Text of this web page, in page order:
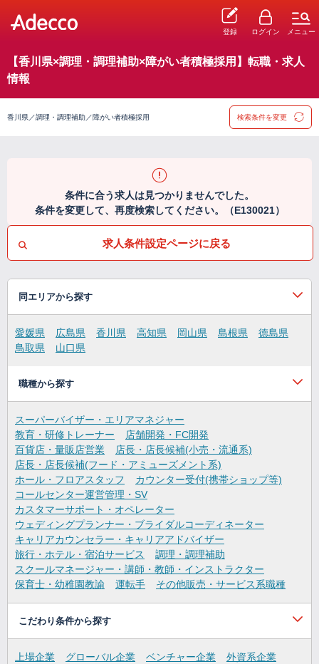
登録 ログイン メニュー
【香川県×調理・調理補助×障がい者積極採用】転職・求人
情報
香川県／調理・調理補助／障がい者積極採用 検索条件を変更
条件に合う求人は見つかりませんでした。
条件を変更して、再度検索してください。（E130021）
求人条件設定ページに戻る
同エリアから探す
愛媛県 広島県 香川県 高知県 岡山県 島根県
徳島県
鳥取県
山口県
職種から探す
スーパーバイザー・エリアマネジャー
教育・研修トレーナー
店舗開発・FC開発
百貨店・量販店営業
店長・店長候補(小売・流通系)
店長・店長候補(フード・アミューズメント系)
ホール・フロアスタッフ
カウンター受付(携帯ショップ等)
コールセンター運営管理・SV
カスタマーサポート・オペレーター
ウェディングプランナー・ブライダルコーディネーター
キャリアカウンセラー・キャリアアドバイザー
旅行・ホテル・宿泊サービス
調理・調理補助
スクールマネージャー・講師・教師・インストラクター
保育士・幼稚園教諭
運転手 その他販売・サービス系職種
こだわり条件から探す
上場企業 グローバル企業 ベンチャー企業
外資系企業